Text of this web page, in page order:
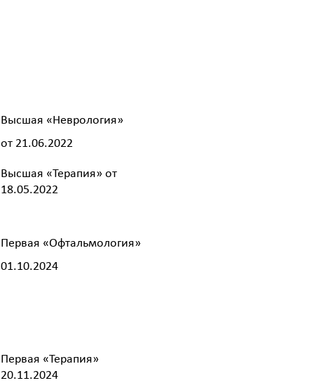
Высшая «Неврология»
от 21.06.2022
Высшая «Терапия» от
18.05.2022
Первая «Офтальмология»
01.10.2024
Первая «Терапия»
20.11.2024